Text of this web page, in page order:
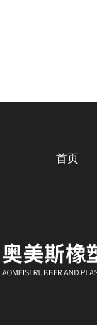
首页